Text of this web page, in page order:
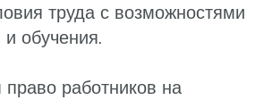
труда с возможностями
обучения.
работников на